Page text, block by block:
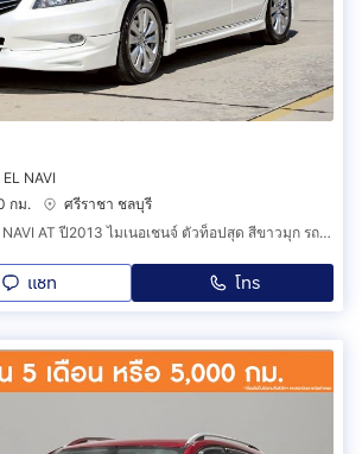
NAVI
กม.
ศรีราชา ชลบุรี
Honda Accord 2.4 EL NAVI AT ปี2013 ไมเนอเชนจ์ ตัวท็อปสุด สีขาวมุก รถบ้านมือเดียวออกศูนย์ ประวัติครบชัดเจน การันตีสภาพเดิมแท้ทุกจุด
แชท โทร